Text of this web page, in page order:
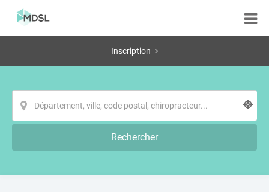
Inscription
Rechercher